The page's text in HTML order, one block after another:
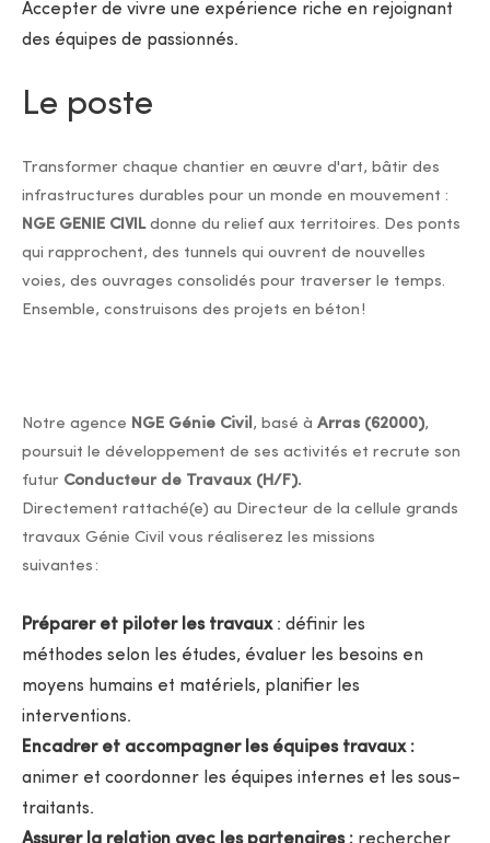
Accepter de vivre une expérience riche en rejoignant
des équipes de passionnés.
Le poste
Transformer chaque chantier en œuvre d'art, bâtir des
infrastructures durables pour un monde en mouvement :
NGE GENIE CIVILdonne du relief aux territoires. Des ponts
qui rapprochent, des tunnels qui ouvrent de nouvelles
voies, des ouvrages consolidés pour traverser le temps.
Ensemble, construisons des projets en béton !
Notre agence NGE Génie Civil, basé à Arras (62000),
poursuit le développement de ses activités et recrute son
futur Conducteur de Travaux (H/F).
Directement rattaché(e) au Directeur de la cellule grands
travaux Génie Civil vous réaliserez les missions
suivantes :
Préparer et piloter les travaux: définir les
méthodes selon les études, évaluer les besoins en
moyens humains et matériels, planifier les
interventions.
Encadrer et accompagner les équipes travaux :
animer et coordonner les équipes internes et les sous-
traitants.